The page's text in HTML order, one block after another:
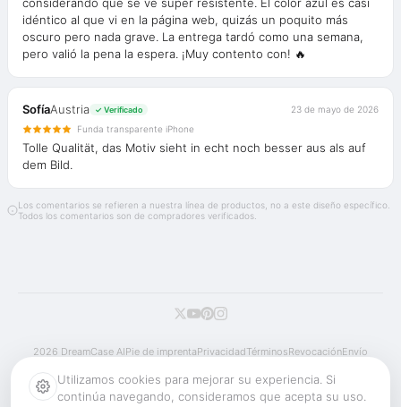
considerando que se ve super resistente. El color azul es casi
idéntico al que vi en la página web, quizás un poquito más
oscuro pero nada grave. La entrega tardó como una semana,
pero valió la pena la espera. ¡Muy contento con! 🔥
SofíaAustria ✓ Verificado
23 de mayo de 2026
Funda transparente iPhone
Tolle Qualität, das Motiv sieht in echt noch besser aus als auf
dem Bild.
Los comentarios se refieren a nuestra línea de productos, no a este diseño específico.
Todos los comentarios son de compradores verificados.
2026 DreamCase AIPie de imprentaPrivacidadTérminosRevocaciónEnvío
Utilizamos cookies para mejorar su experiencia. Si
continúa navegando, consideramos que acepta su uso.